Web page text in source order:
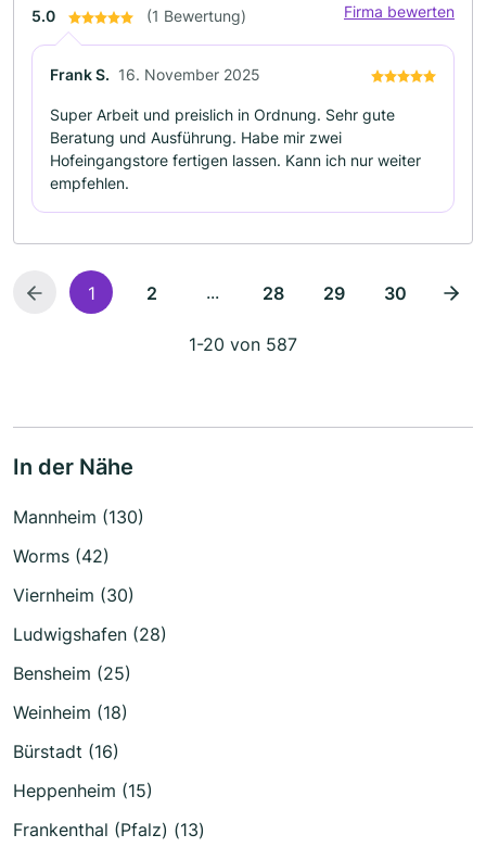
5.0 (1 Bewertung) Firma bewerten
Frank S. 16. November 2025
Super Arbeit und preislich in Ordnung. Sehr gute
Beratung und Ausführung. Habe mir zwei
Hofeingangstore fertigen lassen. Kann ich nur weiter
empfehlen.
1 2 ... 28 29 30
1-20 von 587
In der Nähe
Mannheim (130)
Worms (42)
Viernheim (30)
Ludwigshafen (28)
Bensheim (25)
Weinheim (18)
Bürstadt (16)
Heppenheim (15)
Frankenthal (Pfalz) (13)